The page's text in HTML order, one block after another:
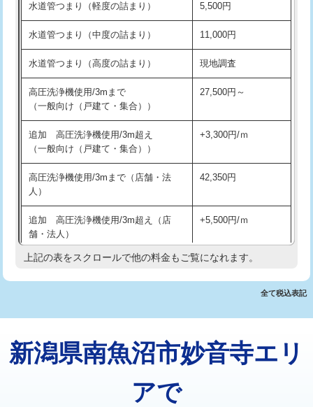
洗面台設置 38,500円
化粧台設置 22,000円
追加人工 16,500円
廃棄・処分 現場見積
※給水管工事は20mmまでの価格です。
交換・取付(排水栓・排水トラップ
22,000円+材料費
持込商品取付（混合水栓）
持込商品取付（浄水器・分岐水栓） 16,500円
業）
排水管工事（追加 排水管工事/3ｍ超
え）
マス交換（土の掘削・埋め戻し作業） 11,000円~
マス交換（深さ50㎝以上） 66,000円
コンクリート斫り（厚さ10㎝超え）
水道管つまり（軽度の詰まり） 5,500円
水道管つまり（中度の詰まり） 11,000円
水道管つまり（高度の詰まり） 現地調査
高圧洗浄機使用/3mまで
（一般向け（戸建て・集合））
27,500円～
追加 高圧洗浄機使用/3m超え
（一般向け（戸建て・集合））
+3,300円/ｍ
高圧洗浄機使用/3mまで（店舗・法
人）
42,350円
追加 高圧洗浄機使用/3m超え（店
舗・法人）
+5,500円/ｍ
高度高圧洗浄換 現地調査
トーラー機使用/3mまで 33,000円
追加トーラー機使用/3m超え +3,300円
上記の表をスクロールで他の料金もご覧になれます。
全て税込表記
新潟県南魚沼市妙音寺エリ
アで